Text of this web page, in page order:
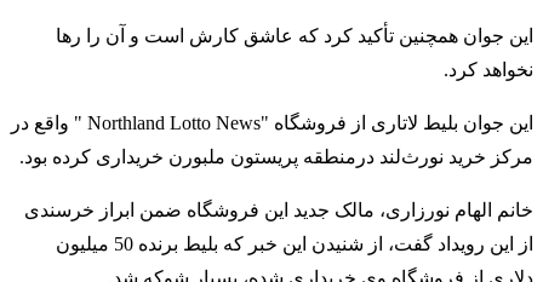
این جوان همچنین تأکید کرد که عاشق کارش است و آن را رها
نخواهد کرد.
این جوان بلیط لاتاری از فروشگاه "Northland Lotto News " واقع در
مرکز خرید نورث‌لند درمنطقه پریستون ملبورن خریداری کرده بود.
خانم الهام نورزاری، مالک جدید این فروشگاه ضمن ابراز خرسندی
از این رویداد گفت، از شنیدن این خبر که بلیط برنده 50 میلیون
دلاری از فروشگاه وی خریداری شده، بسیار شوکه شد.